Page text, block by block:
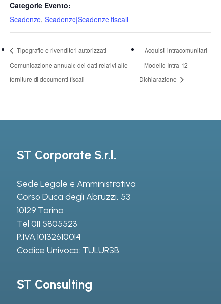
Categorie Evento:
Scadenze, Scadenze|Scadenze fiscali
Tipografie e rivenditori autorizzati –
Comunicazione annuale dei dati relativi alle
forniture di documenti fiscali
Acquisti intracomunitari
– Modello Intra-12 –
Dichiarazione
ST Corporate S.r.l.
Sede Legale e Amministrativa
Corso Duca degli Abruzzi, 53
10129 Torino
Tel 011 5805523
P.IVA 10132610014
Codice Univoco: TULURSB
ST Consulting